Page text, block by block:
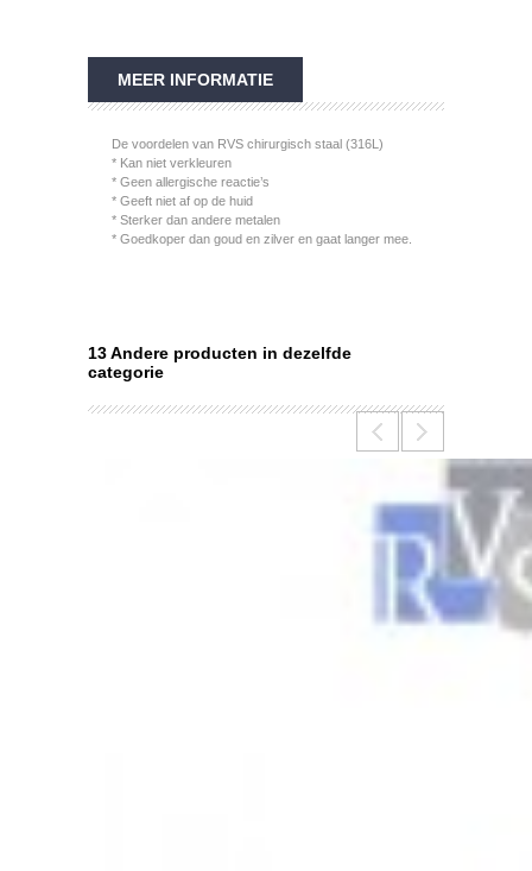
MEER INFORMATIE
De voordelen van RVS chirurgisch staal (316L)
* Kan niet verkleuren
* Geen allergische reactie’s
* Geeft niet af op de huid
* Sterker dan andere metalen
* Goedkoper dan goud en zilver en gaat langer mee.
13 Andere producten in dezelfde
categorie